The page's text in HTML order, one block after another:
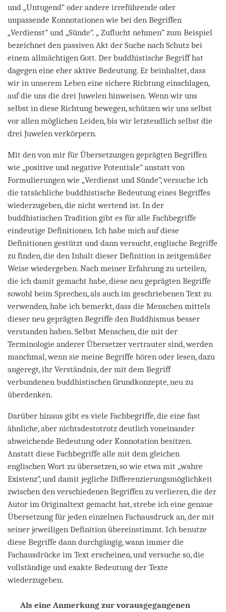
und „Untugend“ oder andere irreführende oder
unpassende Konnotationen wie bei den Begriffen
„Verdienst“ und „Sünde“. „ Zuflucht nehmen“ zum Beispiel
bezeichnet den passiven Akt der Suche nach Schutz bei
einem allmächtigen Gott. Der buddhistische Begriff hat
dagegen eine eher aktive Bedeutung. Er beinhaltet, dass
wir in unserem Leben eine sichere Richtung einschlagen,
auf die uns die drei Juwelen hinweisen. Wenn wir uns
selbst in diese Richtung bewegen, schützen wir uns selbst
vor allen möglichen Leiden, bis wir letztendlich selbst die
drei Juwelen verkörpern.
Mit den von mir für Übersetzungen geprägten Begriffen
wie „positive und negative Potentiale“ anstatt von
Formulierungen wie „Verdienst und Sünde“, versuche ich
die tatsächliche buddhistische Bedeutung eines Begriffes
wiederzugeben, die nicht wertend ist. In der
buddhistischen Tradition gibt es für alle Fachbegriffe
eindeutige Definitionen. Ich habe mich auf diese
Definitionen gestützt und dann versucht, englische Begriffe
zu finden, die den Inhalt dieser Definition in zeitgemäßer
Weise wiedergeben. Nach meiner Erfahrung zu urteilen,
die ich damit gemacht habe, diese neu geprägten Begriffe
sowohl beim Sprechen, als auch im geschriebenen Text zu
verwenden, habe ich bemerkt, dass die Menschen mittels
dieser neu geprägten Begriffe den Buddhismus besser
verstanden haben. Selbst Menschen, die mit der
Terminologie anderer Übersetzer vertrauter sind, werden
manchmal, wenn sie meine Begriffe hören oder lesen, dazu
angeregt, ihr Verständnis, der mit dem Begriff
verbundenen buddhistischen Grundkonzepte, neu zu
überdenken.
Darüber hinaus gibt es viele Fachbegriffe, die eine fast
ähnliche, aber nichtsdestotrotz deutlich voneinander
abweichende Bedeutung oder Konnotation besitzen.
Anstatt diese Fachbegriffe alle mit dem gleichen
englischen Wort zu übersetzen, so wie etwa mit „wahre
Existenz“, und damit jegliche Differenzierungsmöglichkeit
zwischen den verschiedenen Begriffen zu verlieren, die der
Autor im Originaltext gemacht hat, strebe ich eine genaue
Übersetzung für jeden einzelnen Fachausdruck an, der mit
seiner jeweiligen Definition übereinstimmt. Ich benutze
diese Begriffe dann durchgängig, wann immer die
Fachausdrücke im Text erscheinen, und versuche so, die
vollständige und exakte Bedeutung der Texte
wiederzugeben.
Als eine Anmerkung zur vorausgegangenen